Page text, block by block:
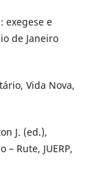
exegese e
de Janeiro
Vida Nova,
J. (ed.),
Rute, JUERP,